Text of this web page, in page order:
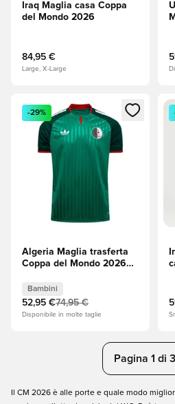
Iraq Maglia casa Coppa
del Mondo 2026
84,95 €
Large, X-Large
Apre una finestra modale per
-29%
Algeria Maglia trasferta
Coppa del Mondo 2026
Bambini
52,95 €74,95 €
Disponibile in molte taglie
Pagina 1 di 3
Il CM 2026 è alle porte e quale modo